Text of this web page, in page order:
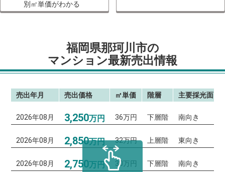
別㎡単価がわかる
福岡県那珂川市の
マンション最新売出情報
売出年月 売出価格 ㎡単価 階層 主要採光面
2026年08月 3,250万円 36万円 下層階 南向き
2026年08月 2,850万円 32万円 上層階 東向き
2026年08月 2,750万円 30万円 下層階 南向き